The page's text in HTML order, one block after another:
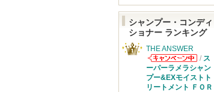
シャンプー・コンディ
ショナー ランキング
THE ANSWER
THE ANSWER
からのお知らせ
があります
/ ス
ーパーラメラシャン
プー&EXモイストト
リートメント ＦＯＲ